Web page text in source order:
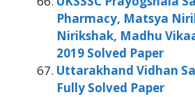
Pharmacy, Matsya
Nirikshak, Madhu
2019 Solved Paper
Uttarakhand Vidhan
Fully Solved Paper